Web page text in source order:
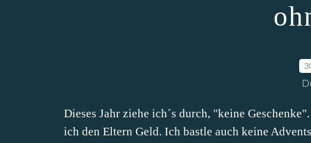
Dieses Jahr ziehe ich´s durch, "keine
ich den Eltern Geld. Ich bastle auch keine